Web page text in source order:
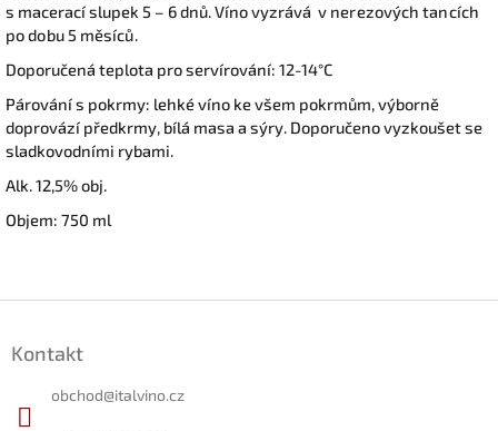
s macerací slupek 5 – 6 dnů. Víno vyzrává v nerezových tancích
po dobu 5 měsíců.
Doporučená teplota pro servírování: 12-14°C
Párování s pokrmy: lehké víno ke všem pokrmům, výborně
doprovází předkrmy, bílá masa a sýry. Doporučeno vyzkoušet se
sladkovodními rybami.
Alk. 12,5% obj.
Objem: 750 ml
Kontakt
obchod@italvino.cz